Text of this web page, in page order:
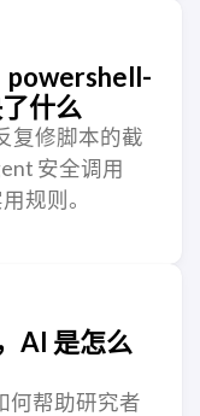
powershell-
什么
复修脚本的截
安全调用
规则。
AI 是怎么
何帮助研究者